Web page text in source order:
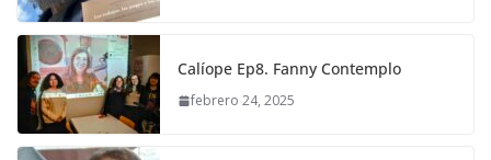
Calíope Ep8. Fanny Contemplo
febrero 24, 2025